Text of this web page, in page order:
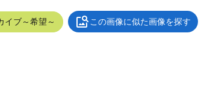
イブ～希望～ この画像に似た画像を探す